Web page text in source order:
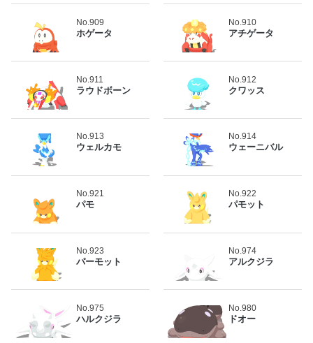
No.909
ホゲータ
No.910
アチゲータ
No.911
ラウドボーン
No.912
クワッス
No.913
ウェルカモ
No.914
ウェーニバル
No.921
パモ
No.922
パモット
No.923
パーモット
No.974
アルクジラ
No.975
ハルクジラ
No.980
ドオー